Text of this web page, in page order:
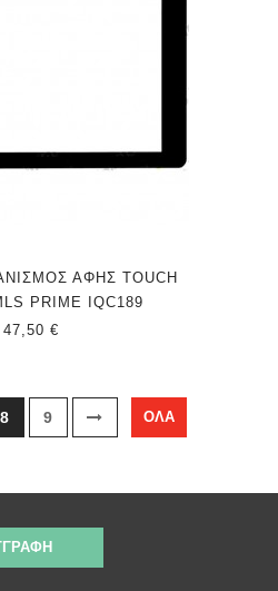
ΑΦΗΣ TOUCH
PRIME IQC189
47,50 €
ΌΛΑ
8 9